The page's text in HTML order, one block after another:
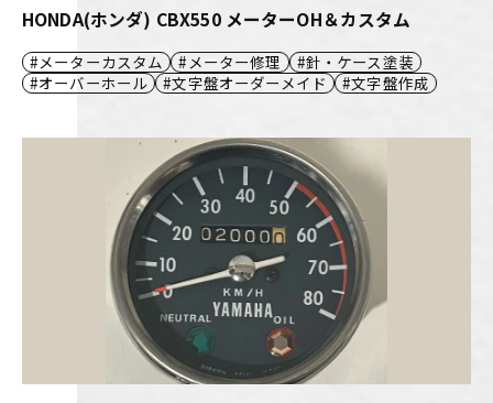
HONDA(ホンダ) CBX550 メーターOH＆カスタム
メーターカスタム メーター修理
針・ケース塗装
オーバーホール
文字盤オーダーメイド 文字盤作成